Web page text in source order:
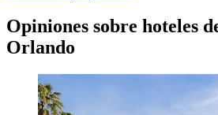
Opiniones sobre hoteles
Orlando